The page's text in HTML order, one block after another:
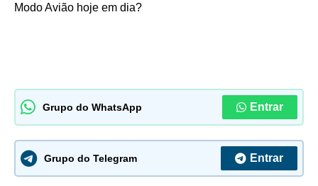
Modo Avião hoje em dia?
Grupo do WhatsApp Entrar
Grupo do Telegram Entrar